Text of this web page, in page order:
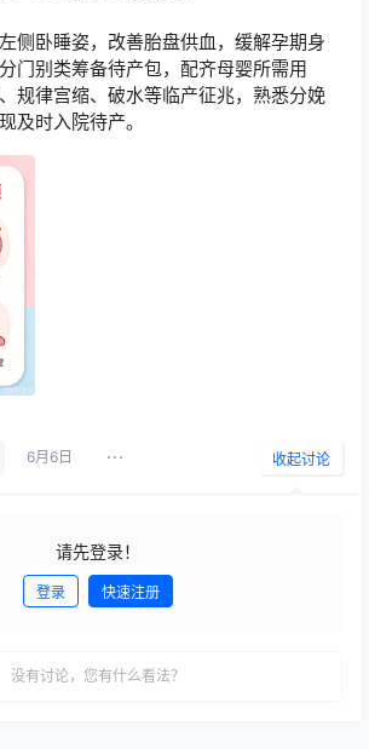
侧卧睡姿，改善胎盘供血，缓解孕期身
门别类筹备待产包，配齐母婴所需用
规律宫缩、破水等临产征兆，熟悉分娩
及时入院待产。
6月6日 收起讨论
请先登录！
登录 快速注册
没有讨论，您有什么看法？